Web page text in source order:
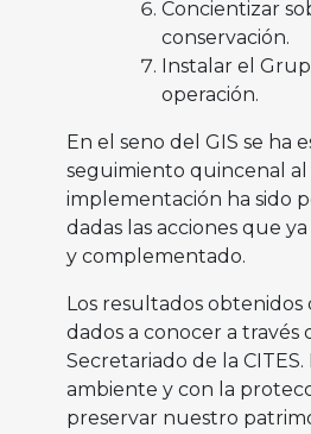
Concientizar
conservación.
Instalar el
operación.
En el seno del GIS se
seguimiento quincenal al
implementación ha sido
dadas las acciones que
y complementado.
Los resultados
dados a conocer a
Secretariado de la
ambiente y con la
preservar nuestro